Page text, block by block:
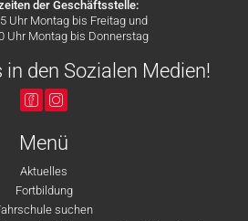
der Geschäftsstelle:
Uhr Montag bis Freitag und
Uhr Montag bis Donnerstag
in den Sozialen Medien!
Menü
Aktuelles
Fortbildung
suchen